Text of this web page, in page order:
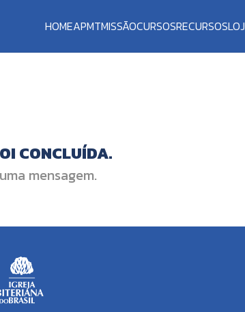
HOMEAPMTMISSÃOCURSOSRECURSOS
CONCLUÍDA.
mensagem.